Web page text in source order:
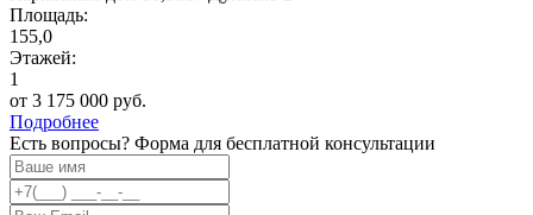
Площадь:
155,0
Этажей:
1
от 3 175 000 руб.
Подробнее
Есть вопросы? Форма для бесплатной консультации